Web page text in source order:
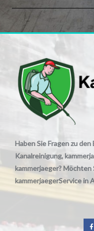
Haben Sie Fragen zu
Kanalreinigung,
kammerjaeger? Möchten
kammerjaegerService in